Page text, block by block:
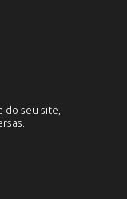
seu site,